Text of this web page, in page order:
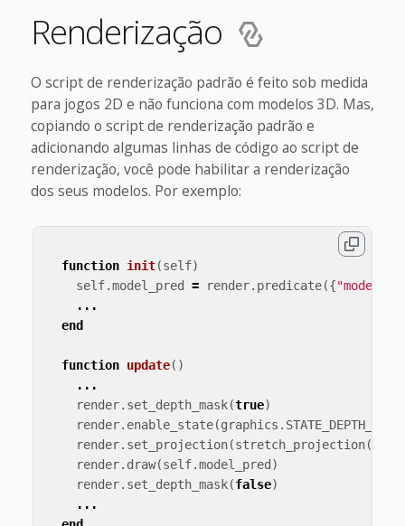
Renderização
O script de renderização padrão é feito sob medida
para jogos 2D e não funciona com modelos 3D. Mas,
copiando o script de renderização padrão e
adicionando algumas linhas de código ao script de
renderização, você pode habilitar a renderização
dos seus modelos. Por exemplo:
function init(self)
self.model_pred = render. predicate({"model"
...
end
function update()
...
render. set_depth_mask(true)
render. enable_state(graphics . STATE_DEPTH_TEST
render. set_projection(stretch_projection(
render. draw(self.model_pred )
render. set_depth_mask(false)
...